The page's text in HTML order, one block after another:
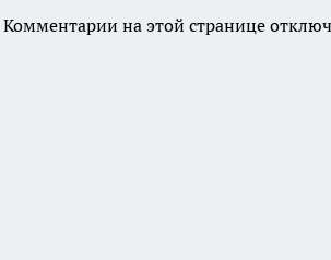
Комментарии на этой странице